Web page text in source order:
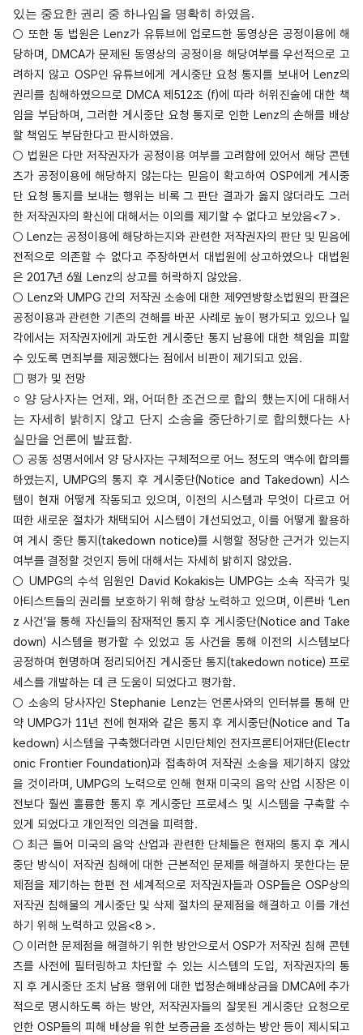
있는 중요한 권리 중 하나임을 명확히 하였음.
○ 또한 동 법원은 Lenz가 유튜브에 업로드한 동영상은 공정이용에 해
당하며, DMCA가 문제된 동영상의 공정이용 해당여부를 우선적으로 고
려하지 않고 OSP인 유튜브에게 게시중단 요청 통지를 보내어 Lenz의
권리를 침해하였으므로 DMCA 제512조 (f)에 따라 허위진술에 대한 책
임을 부담하며, 그러한 게시중단 요청 통지로 인한 Lenz의 손해를 배상
할 책임도 부담한다고 판시하였음.
○ 법원은 다만 저작권자가 공정이용 여부를 고려함에 있어서 해당 콘텐
츠가 공정이용에 해당하지 않는다는 믿음이 확고하여 OSP에게 게시중
단 요청 통지를 보내는 행위는 비록 그 판단 결과가 옳지 않더라도 그러
한 저작권자의 확신에 대해서는 이의를 제기할 수 없다고 보았음<7 >.
○ Lenz는 공정이용에 해당하는지와 관련한 저작권자의 판단 및 믿음에
전적으로 의존할 수 없다고 주장하면서 대법원에 상고하였으나 대법원
은 2017년 6월 Lenz의 상고를 허락하지 않았음.
○ Lenz와 UMPG 간의 저작권 소송에 대한 제9연방항소법원의 판결은
공정이용과 관련한 기존의 견해를 바꾼 사례로 높이 평가되고 있으나 일
각에서는 저작권자에게 과도한 게시중단 통지 남용에 대한 책임을 피할
수 있도록 면죄부를 제공했다는 점에서 비판이 제기되고 있음.
□ 평가 및 전망
○ 양 당사자는 언제, 왜, 어떠한 조건으로 합의 했는지에 대해서
는 자세히 밝히지 않고 단지 소송을 중단하기로 합의했다는 사
실만을 언론에 발표함.
○ 공동 성명서에서 양 당사자는 구체적으로 어느 정도의 액수에 합의를
하였는지, UMPG의 통지 후 게시중단(Notice and Takedown) 시스
템이 현재 어떻게 작동되고 있으며, 이전의 시스템과 무엇이 다르고 어
떠한 새로운 절차가 채택되어 시스템이 개선되었고, 이를 어떻게 활용하
여 게시 중단 통지(takedown notice)를 시행할 정당한 근거가 있는지
여부를 결정할 것인지 등에 대해서는 자세히 밝히지 않았음.
○ UMPG의 수석 임원인 David Kokakis는 UMPG는 소속 작곡가 및
아티스트들의 권리를 보호하기 위해 항상 노력하고 있으며, 이른바 ‘Len
z 사건’을 통해 자신들의 잠재적인 통지 후 게시중단(Notice and Take
down) 시스템을 평가할 수 있었고 동 사건을 통해 이전의 시스템보다
공정하며 현명하며 정리되어진 게시중단 통지(takedown notice) 프로
세스를 개발하는 데 큰 도움이 되었다고 평가함.
○ 소송의 당사자인 Stephanie Lenz는 언론사와의 인터뷰를 통해 만
약 UMPG가 11년 전에 현재와 같은 통지 후 게시중단(Notice and Ta
kedown) 시스템을 구축했더라면 시민단체인 전자프론티어재단(Electr
onic Frontier Foundation)과 접촉하여 저작권 소송을 제기하지 않았
을 것이라며, UMPG의 노력으로 인해 현재 미국의 음악 산업 시장은 이
전보다 훨씬 훌륭한 통지 후 게시중단 프로세스 및 시스템을 구축할 수
있게 되었다고 개인적인 의견을 피력함.
○ 최근 들어 미국의 음악 산업과 관련한 단체들은 현재의 통지 후 게시
중단 방식이 저작권 침해에 대한 근본적인 문제를 해결하지 못한다는 문
제점을 제기하는 한편 전 세계적으로 저작권자들과 OSP들은 OSP상의
저작권 침해물의 게시중단 및 삭제 절차의 문제점을 해결하고 이를 개선
하기 위해 노력하고 있음<8 >.
○ 이러한 문제점을 해결하기 위한 방안으로서 OSP가 저작권 침해 콘텐
츠를 사전에 필터링하고 차단할 수 있는 시스템의 도입, 저작권자의 통
지 후 게시중단 조치 남용 행위에 대한 법정손해배상금을 DMCA에 추가
적으로 명시하도록 하는 방안, 저작권자들의 잘못된 게시중단 요청으로
인한 OSP들의 피해 배상을 위한 보증금을 조성하는 방안 등이 제시되고